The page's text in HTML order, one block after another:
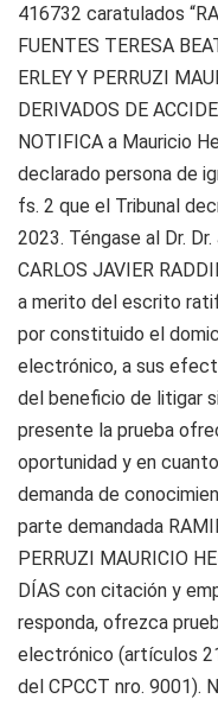
416732 caratulados
FUENTES TERESA
ERLEY Y PERRUZI
DERIVADOS DE
NOTIFICA a Mauricio
declarado persona de
fs. 2 que el Tribunal
2023. Téngase al Dr.
CARLOS JAVIER
a merito del escrito
por constituido el
electrónico, a sus
del beneficio de litigar
presente la prueba
oportunidad y en
demanda de
parte demandada
PERRUZI MAURICIO
DÍAS con citación y
responda, ofrezca
electrónico (artículos
del CPCCT nro. 9001).